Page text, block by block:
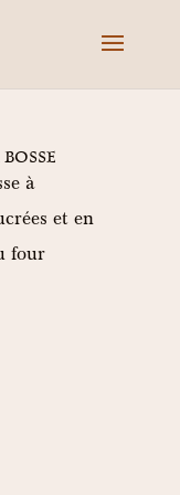
à
et en
four